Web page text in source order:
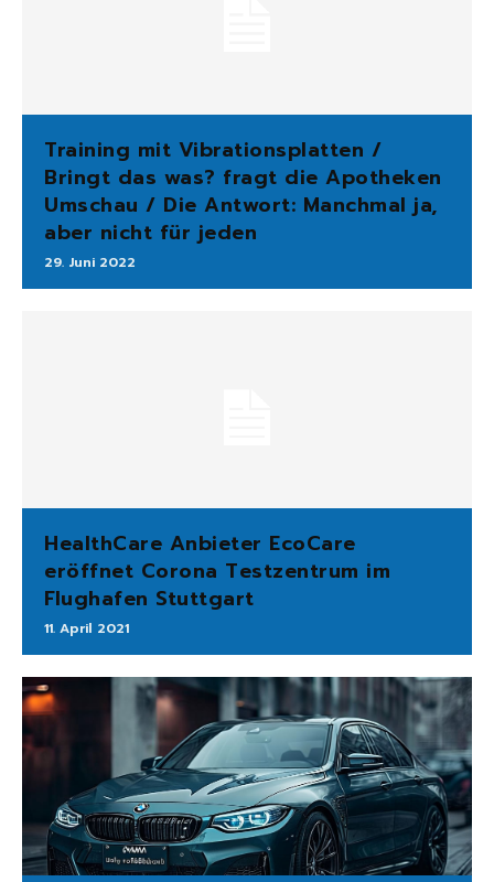
Training mit Vibrationsplatten /
Bringt das was? fragt die Apotheken
Umschau / Die Antwort: Manchmal ja,
aber nicht für jeden
29. Juni 2022
HealthCare Anbieter EcoCare
eröffnet Corona Testzentrum im
Flughafen Stuttgart
11. April 2021